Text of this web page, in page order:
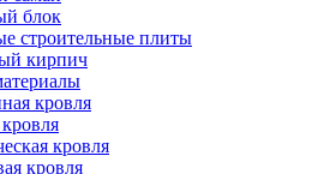
блок
строительные плиты
кирпич
кровля
кровля
кровля